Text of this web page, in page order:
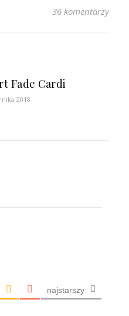
36 komentarzy
Fade Cardi
2018
najstarszy